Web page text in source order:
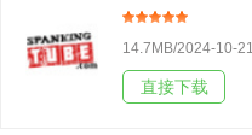
14.7MB/2024-10-21
直接下载